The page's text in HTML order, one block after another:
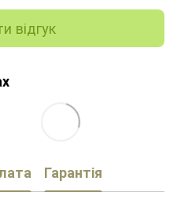
відгук
Гарантія